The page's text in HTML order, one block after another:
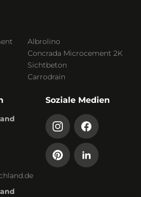
Albrolino
Concrada Microcement 2K
Sichtbeton
Carrodrain
Soziale Medien